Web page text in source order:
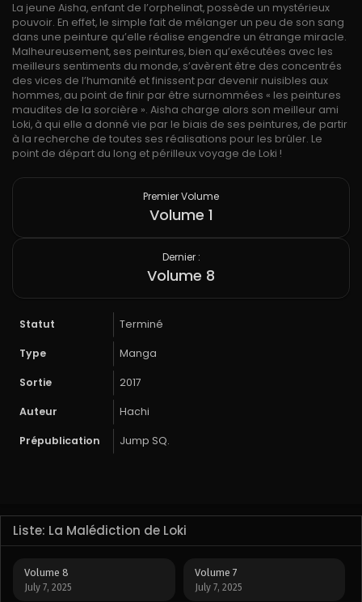
La jeune Aisha, enfant de l’orphelinat, possède un mystérieux
pouvoir. En effet, le simple fait de mélanger un peu de son sang
dans une peinture qu’elle réalise engendre un étrange miracle.
Malheureusement, ses peintures, bien qu’exécutées avec les
meilleurs sentiments du monde, s’avèrent être des concentrés
des vices de l’humanité et finissent par devenir nuisibles aux
hommes, au point de finir par être surnommées « les peintures
maudites de la sorcière ». Aisha charge alors son meilleur ami
Loki, à qui elle a donné vie par le biais de ses peintures, de partir
à la recherche de toutes ses réalisations pour les brûler. Le
point de départ du long et périlleux voyage de Loki !
Premier Volume
Volume 1
Dernier :
Volume 8
Statut Terminé
Type Manga
Sortie 2017
Auteur Hachi
Prépublication Jump SQ.
Liste: La Malédiction de Loki
Volume 8
July 7, 2025
Volume 7
July 7, 2025